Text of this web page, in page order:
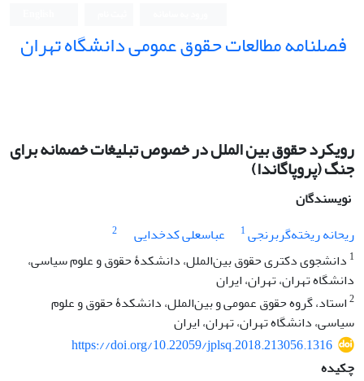
فصلنامه مطالعات حقوق عمومی دانشگاه تهران
رویکرد حقوق بین الملل در خصوص تبلیغات خصمانه برای
جنگ (پروپاگاندا)
نویسندگان
ریحانه ریخته‌گربرنجی1 عباسعلی کدخدایی
2
1 دانشجوی دکتری حقوق بین‌الملل، دانشکدۀ حقوق و علوم سیاسی،
دانشگاه تهران، تهران، ایران
2استاد، گروه حقوق عمومی و بین‌الملل، دانشکدۀ حقوق و علوم
سیاسی، دانشگاه تهران، تهران، ایران
https://doi.org/10.22059/jplsq.2018.213056.1316
چکیده